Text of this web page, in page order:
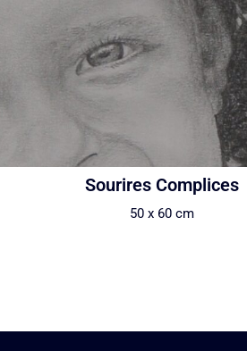
Sourires Complices
50 x 60 cm